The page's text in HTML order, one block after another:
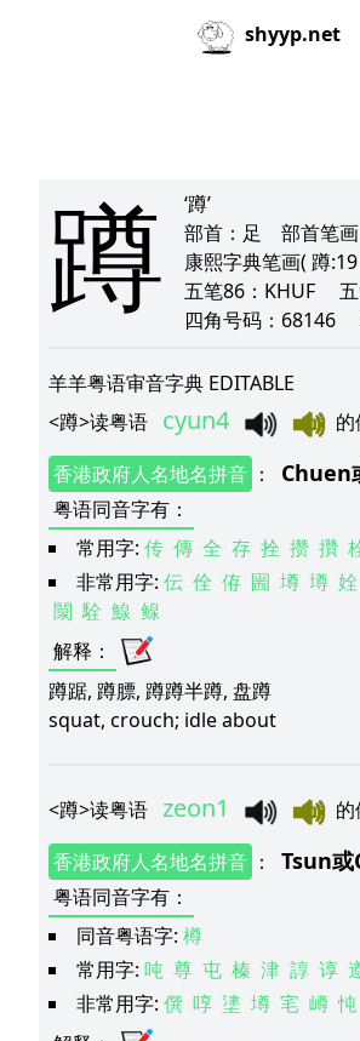
shyyp.net
蹲
‘蹲’
部首： 足 部首笔画
康熙字典笔画( 蹲
五笔86： KHUF
四角号码： 68146
羊羊粤语审音字典 EDITABLE
<蹲>读粤语 cyun4
香港政府人名地名拼音 ： Chuen
粤语同音字有 ：
常用字: 传 傳 全 存 拴 攒 攢
非常用字: 伝 佺 侟 圌 墫 壿 姾
闎 駩 鰁 鳈
解释 ：
蹲踞, 蹲膘, 蹲蹲半蹲, 盘蹲
squat, crouch; idle about
<蹲>读粤语 zeon1
香港政府人名地名拼音 ： Tsun或
粤语同音字有 ：
同音粤语字: 樽
常用字: 吨 尊 屯 榛 津 諄 谆
非常用字: 僎 啍 堻 墫 宒 嶟 忳